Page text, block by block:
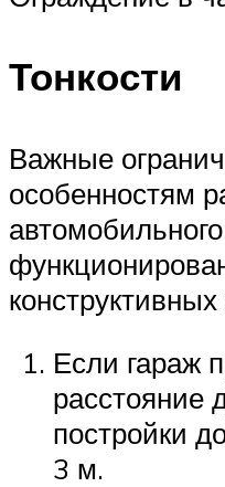
Тонкости
Важные
особенностям
Если гараж
расстояние
постройки
3 м.